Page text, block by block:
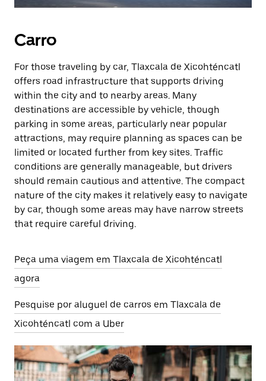
Carro
For those traveling by car, Tlaxcala de Xicohténcatl
offers road infrastructure that supports driving
within the city and to nearby areas. Many
destinations are accessible by vehicle, though
parking in some areas, particularly near popular
attractions, may require planning as spaces can be
limited or located further from key sites. Traffic
conditions are generally manageable, but drivers
should remain cautious and attentive. The compact
nature of the city makes it relatively easy to navigate
by car, though some areas may have narrow streets
that require careful driving.
Peça uma viagem em Tlaxcala de Xicohténcatl
agora
Pesquise por aluguel de carros em Tlaxcala de
Xicohténcatl com a Uber